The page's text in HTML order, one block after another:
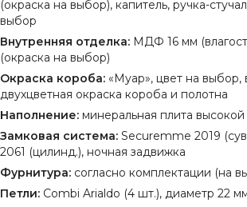
(окраска на выбор), капитель, ручка-
выбор
Внутренняя отделка: МДФ 16 мм
(окраска на выбор)
Окраска короба: «Муар», цвет на выбор,
двухцветная окраска короба и полотна
Наполнение: минеральная плита высокой
Замковая система: Securemme 2019
2061 (цилинд.), ночная задвижка
Фурнитура: согласно комплектации (на
Петли: Combi Arialdo (4 шт.), диаметр 22